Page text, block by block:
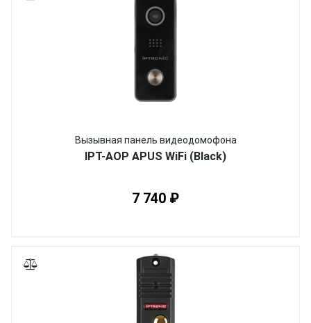
Вызывная панель видеодомофона
IPT-AOP APUS WiFi (Black)
7 740 ₽